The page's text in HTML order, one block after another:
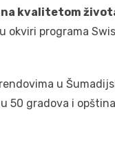
kvalitetom
okviri programa
u
50 gradova i